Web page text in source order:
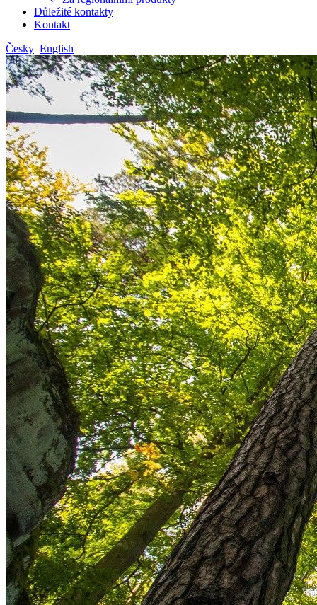
Důležité kontakty
Kontakt
Česky English